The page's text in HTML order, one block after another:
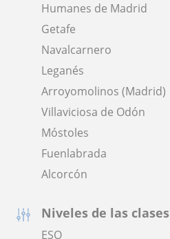
Humanes de Madrid
Getafe
Navalcarnero
Leganés
Arroyomolinos (Madrid)
Villaviciosa de Odón
Móstoles
Fuenlabrada
Alcorcón
Niveles de las clases
ESO